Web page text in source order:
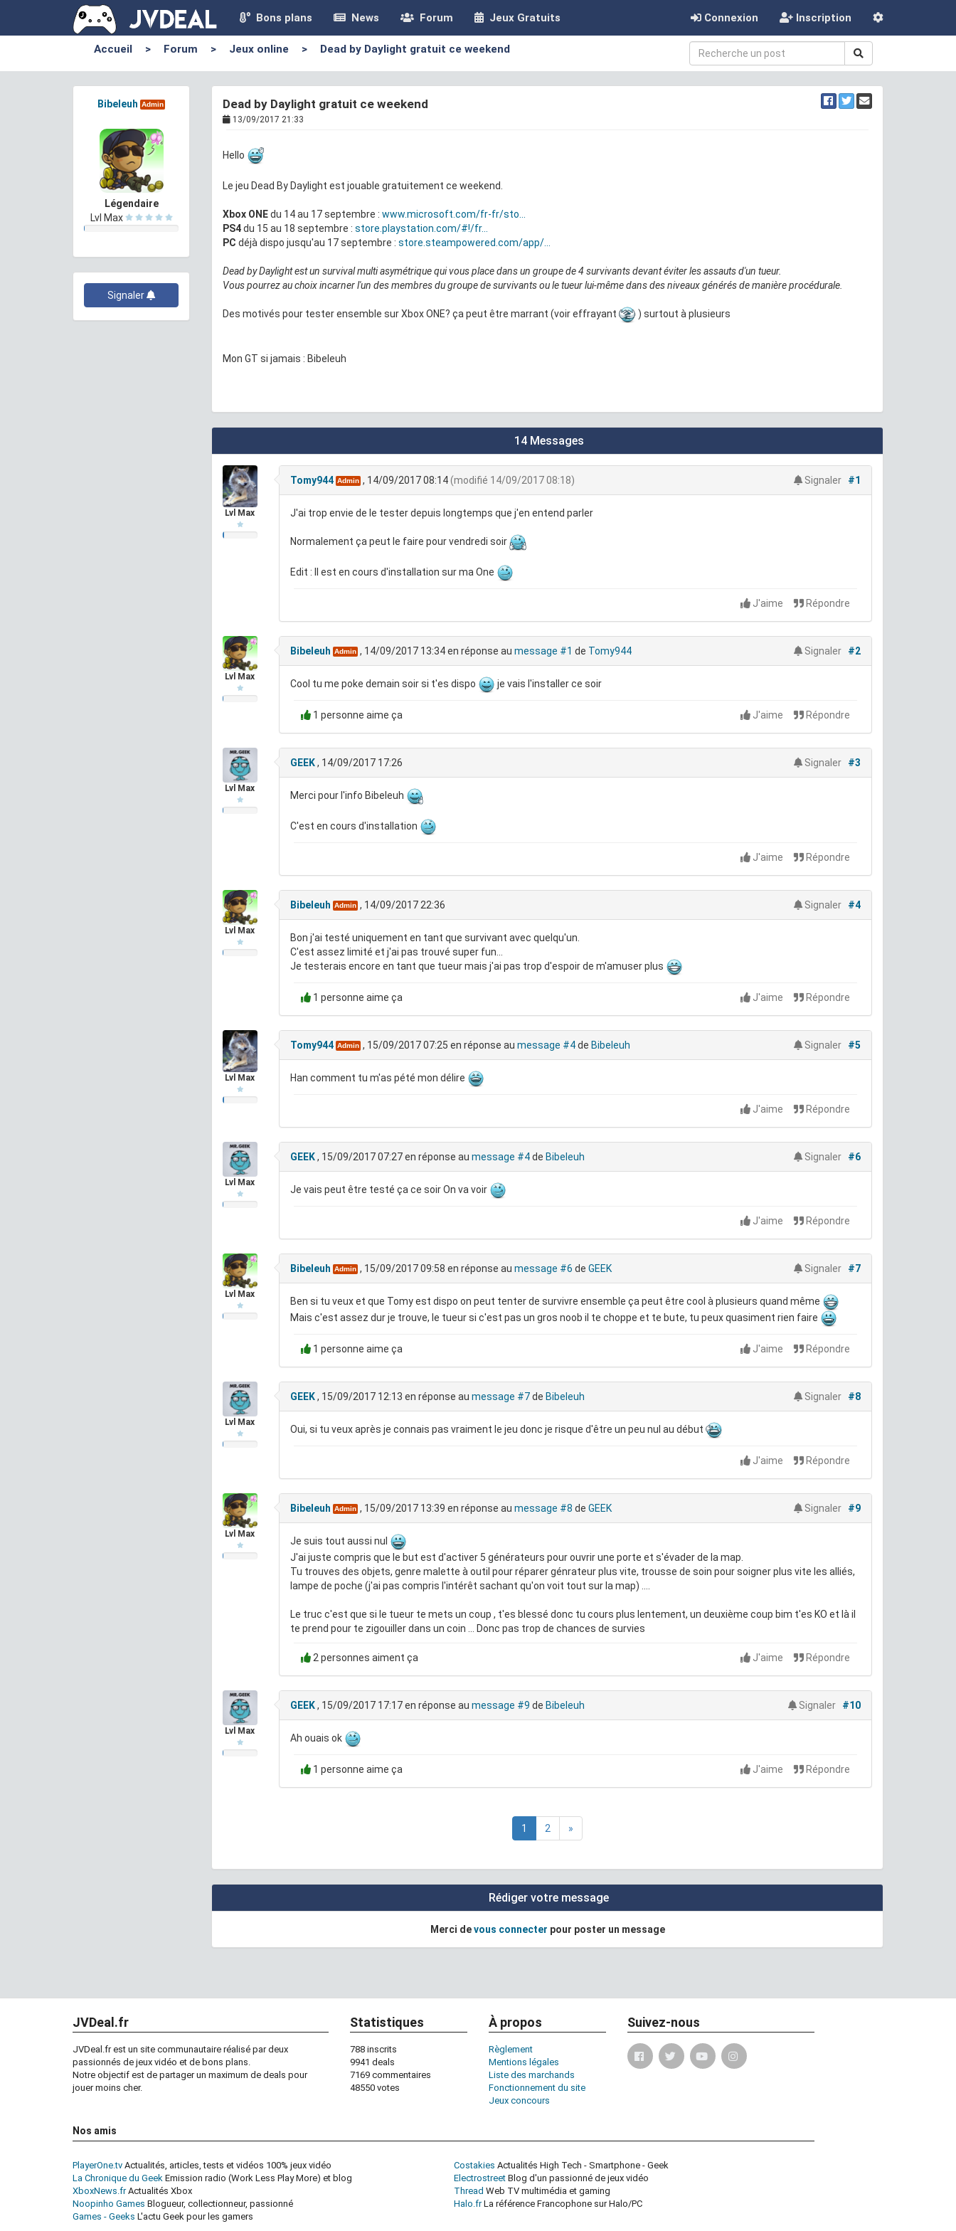
Bons plans News Forum Jeux Gratuits Connexion Inscription
Accueil > Forum > Jeux online > Dead by Daylight gratuit ce weekend
Dead by Daylight gratuit ce weekend
13/09/2017 21:33
Hello
Le jeu Dead By Daylight est jouable gratuitement ce weekend.
Xbox ONEdu 14 au 17 septembre : www.microsoft.com/fr-fr/sto...
PS4du 15 au 18 septembre : store.playstation.com/#!/fr...
PC déjà dispo jusqu'au 17 septembre : store.steampowered.com/app/...
Dead by Daylight est un survival multi asymétrique qui vous place dans un groupe de 4 survivants devant éviter les assauts d'un tueur.
Vous pourrez au choix incarner l'un des membres du groupe de survivants ou le tueur lui-même dans des niveaux générés de manière procédurale.
Des motivés pour tester ensemble sur Xbox ONE? ça peut être marrant (voir effrayant ) surtout à plusieurs
Mon GT si jamais : Bibeleuh
Bibeleuh Admin
Légendaire
Lvl Max
Signaler
14 Messages
Lvl Max
Tomy944 Admin, 14/09/2017 08:14 (modifié 14/09/2017 08:18) Signaler #1
J'ai trop envie de le tester depuis longtemps que j'en entend parler
Normalement ça peut le faire pour vendredi soir
Edit : Il est en cours d'installation sur ma One
J'aime Répondre
Lvl Max
Bibeleuh Admin, 14/09/2017 13:34en réponse au message #1 de Tomy944 Signaler #2
Cool tu me poke demain soir si t'es dispo je vais l'installer ce soir
1 personne aime ça J'aime Répondre
Lvl Max
GEEK, 14/09/2017 17:26 Signaler #3
Merci pour l'info Bibeleuh
C'est en cours d'installation
J'aime Répondre
Lvl Max
Bibeleuh Admin, 14/09/2017 22:36 Signaler #4
Bon j'ai testé uniquement en tant que survivant avec quelqu'un.
C'est assez limité et j'ai pas trouvé super fun...
Je testerais encore en tant que tueur mais j'ai pas trop d'espoir de m'amuser plus
1 personne aime ça J'aime Répondre
Lvl Max
Tomy944 Admin, 15/09/2017 07:25 en réponse au message #4de Bibeleuh Signaler #5
Han comment tu m'as pété mon délire
J'aime Répondre
Lvl Max
GEEK, 15/09/2017 07:27en réponse au message #4de Bibeleuh Signaler #6
Je vais peut être testé ça ce soir On va voir
J'aime Répondre
Lvl Max
Bibeleuh Admin, 15/09/2017 09:58 en réponse au message #6 de GEEK Signaler #7
Ben si tu veux et que Tomy est dispo on peut tenter de survivre ensemble ça peut être cool à plusieurs quand même
Mais c'est assez dur je trouve, le tueur si c'est pas un gros noob il te choppe et te bute, tu peux quasiment rien faire
1 personne aime ça J'aime Répondre
Lvl Max
GEEK, 15/09/2017 12:13 en réponse au message #7de Bibeleuh Signaler #8
Oui, si tu veux après je connais pas vraiment le jeu donc je risque d'être un peu nul au début
J'aime Répondre
Lvl Max
Bibeleuh Admin, 15/09/2017 13:39 en réponse au message #8 de GEEK Signaler #9
Je suis tout aussi nul
J'ai juste compris que le but est d'activer 5 générateurs pour ouvrir une porte et s'évader de la map.
Tu trouves des objets, genre malette à outil pour réparer génrateur plus vite, trousse de soin pour soigner plus vite les alliés,
lampe de poche (j'ai pas compris l'intérêt sachant qu'on voit tout sur la map) ....
Le truc c'est que si le tueur te mets un coup , t'es blessé donc tu cours plus lentement, un deuxième coup bim t'es KO et là il
te prend pour te zigouiller dans un coin ... Donc pas trop de chances de survies
2 personnes aiment ça J'aime Répondre
Lvl Max
GEEK, 15/09/2017 17:17en réponse au message #9 de Bibeleuh Signaler #10
Ah ouais ok
1 personne aime ça J'aime Répondre
1 2 »
Rédiger votre message
Merci devous connecter pour poster un message
JVDeal.fr
JVDeal.fr est un site communautaire réalisé par deux
passionnés de jeux vidéo et de bons plans.
Notre objectif est de partager un maximum de deals pour
jouer moins cher.
Statistiques
788 inscrits
9941 deals
7169 commentaires
48550 votes
À propos
Règlement
Mentions légales
Liste des marchands
Fonctionnement du site
Jeux concours
Suivez-nous
Nos amis
PlayerOne.tv Actualités, articles, tests et vidéos 100% jeux vidéo
La Chronique du Geek Emission radio (Work Less Play More) et blog
XboxNews.frActualités Xbox
Noopinho Games Blogueur, collectionneur, passionné
Games - Geeks L'actu Geek pour les gamers
Costakies Actualités High Tech - Smartphone - Geek
Electrostreet Blog d'un passionné de jeux vidéo
Thread Web TV multimédia et gaming
Halo.frLa référence Francophone sur Halo/PC